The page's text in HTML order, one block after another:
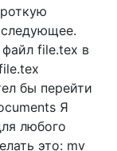
file.tex в
бы перейти
Я
любого
это: mv